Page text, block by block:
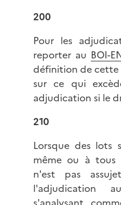
200
Pour les
reporter au BOI-
définition de cette
sur ce qui
adjudication si le
210
Lorsque des lots
même ou à tous
n'est pas
l'adjudication